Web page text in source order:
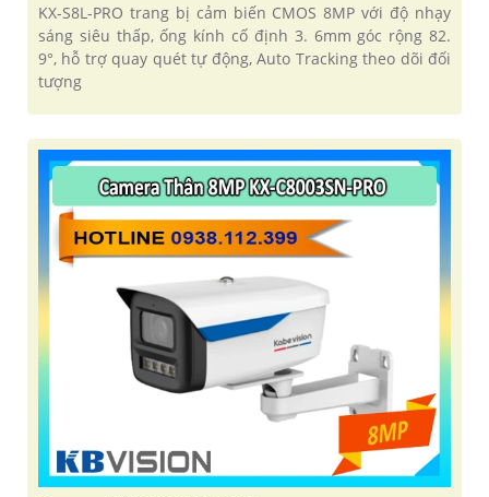
KX-S8L-PRO trang bị cảm biến CMOS 8MP với độ nhạy
sáng siêu thấp, ống kính cố định 3. 6mm góc rộng 82.
9°, hỗ trợ quay quét tự động, Auto Tracking theo dõi đối
tượng